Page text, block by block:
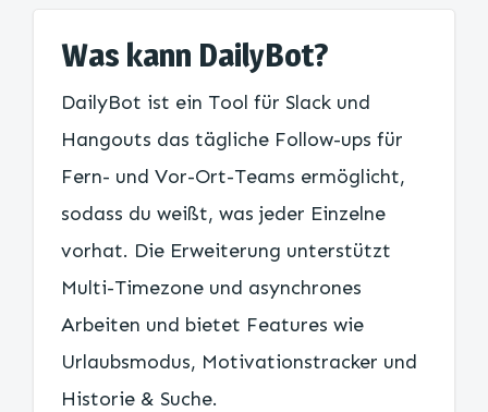
Was kann DailyBot?
DailyBot ist ein Tool für Slack und
Hangouts das tägliche Follow-ups für
Fern- und Vor-Ort-Teams ermöglicht,
sodass du weißt, was jeder Einzelne
vorhat. Die Erweiterung unterstützt
Multi-Timezone und asynchrones
Arbeiten und bietet Features wie
Urlaubsmodus, Motivationstracker und
Historie & Suche.